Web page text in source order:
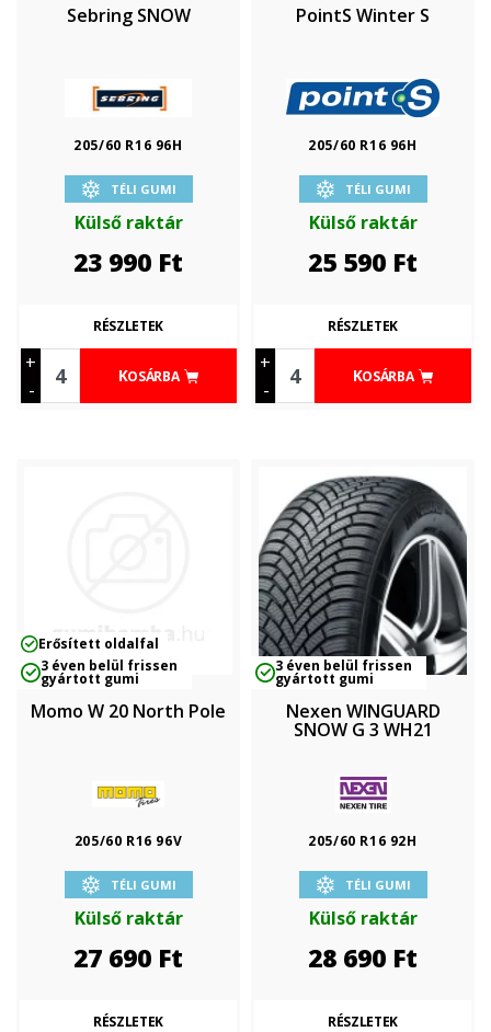
Sebring SNOW
205/60 R16 96H
TÉLI GUMI
Külső raktár
23 990 Ft
+
-
KOSÁRBA
RÉSZLETEK
PointS Winter S
205/60 R16 96H
TÉLI GUMI
Külső raktár
25 590 Ft
+
-
KOSÁRBA
RÉSZLETEK
Erősített oldalfal
3 éven belül frissen
gyártott gumi
Momo W 20 North Pole
205/60 R16 96V
TÉLI GUMI
Külső raktár
27 690 Ft
RÉSZLETEK
3 éven belül frissen
gyártott gumi
Nexen WINGUARD
SNOW G 3 WH21
205/60 R16 92H
TÉLI GUMI
Külső raktár
28 690 Ft
RÉSZLETEK